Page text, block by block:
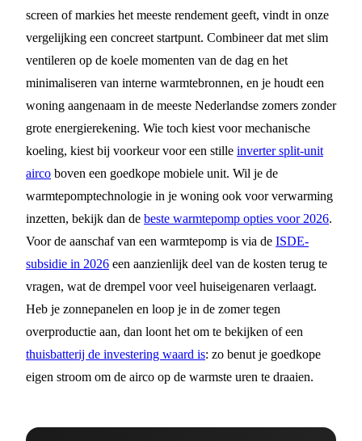
screen of markies het meeste rendement geeft, vindt in onze
vergelijking een concreet startpunt. Combineer dat met slim
ventileren op de koele momenten van de dag en het
minimaliseren van interne warmtebronnen, en je houdt een
woning aangenaam in de meeste Nederlandse zomers zonder
grote energierekening. Wie toch kiest voor mechanische
koeling, kiest bij voorkeur voor een stille inverter split-unit
airco boven een goedkope mobiele unit. Wil je de
warmtepomptechnologie in je woning ook voor verwarming
inzetten, bekijk dan de beste warmtepomp opties voor 2026.
Voor de aanschaf van een warmtepomp is via de ISDE-
subsidie in 2026 een aanzienlijk deel van de kosten terug te
vragen, wat de drempel voor veel huiseigenaren verlaagt.
Heb je zonnepanelen en loop je in de zomer tegen
overproductie aan, dan loont het om te bekijken of een
thuisbatterij de investering waard is: zo benut je goedkope
eigen stroom om de airco op de warmste uren te draaien.